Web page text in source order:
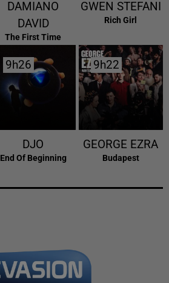
DAMIANO
DAVID
The First Time
GWEN STEFANI
Rich Girl
9h26
9h26
DJO
End Of Beginning
9h22
9h22
GEORGE EZRA
Budapest